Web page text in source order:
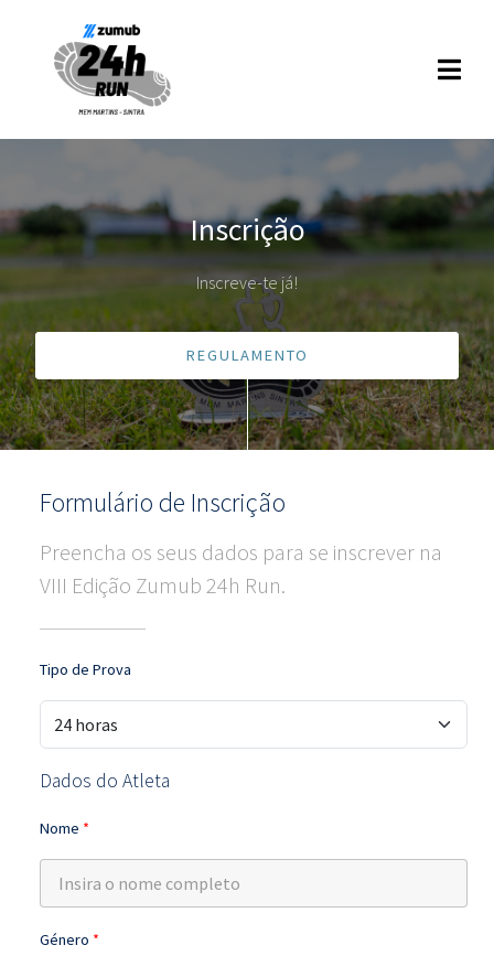
Inscrição
Inscreve-te já!
REGULAMENTO
Formulário de Inscrição
Preencha os seus dados para se inscrever na
VIII Edição Zumub 24h Run.
Tipo de Prova
Dados do Atleta
Nome *
Género *